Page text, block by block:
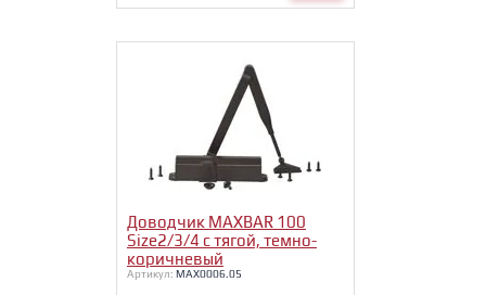
Доводчик MAXBAR 100
Size2/3/4 с тягой, темно-
коричневый
Артикул: MAX0006.05